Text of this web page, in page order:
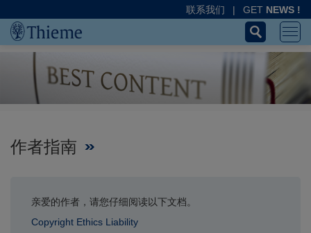
联系我们 | GET NEWS !
作者指南
亲爱的作者，请您仔细阅读以下文档。
Copyright Ethics Liability